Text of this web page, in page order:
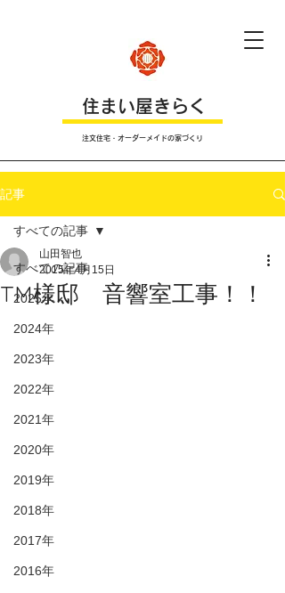
​住まい屋きらく
注文住宅・オーダーメイドの家づくり
記事
すべての記事
2025年
2024年
2023年
2022年
2021年
2020年
2019年
2018年
2017年
2016年
すべての記事
TM様邸 音響室工事！！
山田智也
2015年4月15日